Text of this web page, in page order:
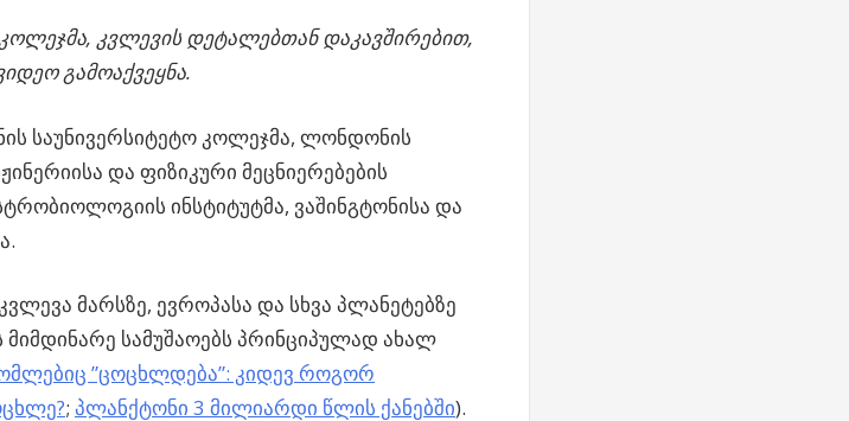
კვლევის დეტალებთან დაკავშირებით,
გამოაქვეყნა.
საუნივერსიტეტო კოლეჯმა, ლონდონის
და ფიზიკური მეცნიერებების
ინსტიტუტმა, ვაშინგტონისა და
მარსზე, ევროპასა და სხვა პლანეტებზე
სამუშაოებს პრინციპულად ახალ
”ცოცხლდება”: კიდევ როგორ
; პლანქტონი 3 მილიარდი წლის ქანებში).